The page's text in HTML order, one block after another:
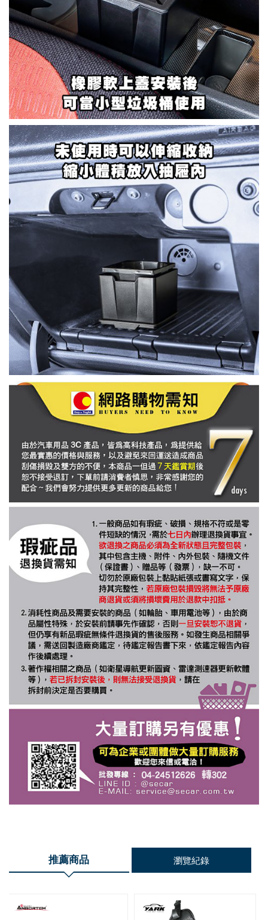
推薦商品 瀏覽紀錄